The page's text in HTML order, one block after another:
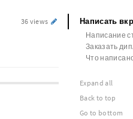
36 views
Expand all
Back to top
Go to bottom